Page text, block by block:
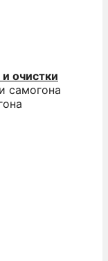
очистки
самогона